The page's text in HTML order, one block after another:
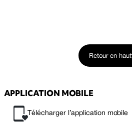
Retour en haut
APPLICATION MOBILE
Télécharger l’application mobile